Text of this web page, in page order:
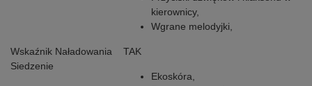
kierownicy,
Wgrane melodyjki,
Wskaźnik Naładowania
TAK
Siedzenie
Ekoskóra,